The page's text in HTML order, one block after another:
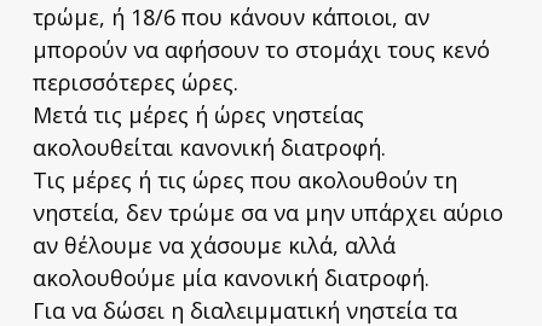
τρώμε, ή 18/6 που κάνουν κάποιοι, αν
μπορούν να αφήσουν το στομάχι τους κενό
περισσότερες ώρες.
Μετά τις μέρες ή ώρες νηστείας
ακολουθείται κανονική διατροφή.
Τις μέρες ή τις ώρες που ακολουθούν τη
νηστεία, δεν τρώμε σα να μην υπάρχει αύριο
αν θέλουμε να χάσουμε κιλά, αλλά
ακολουθούμε μία κανονική διατροφή.
Για να δώσει η διαλειμματική νηστεία τα